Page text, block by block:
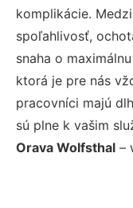
komplikácie.
spoľahlivosť,
snaha o
ktorá je pre nás
pracovníci majú
sú plne k vašim
Orava Wolfsthal –